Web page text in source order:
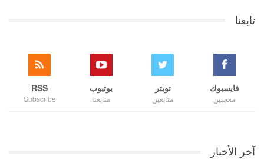
تابعنا
فايسبوك
معجبين
تويتر
متابعين
يوتيوب
متابعنا
RSS
Subscribe
آخر الأخبار